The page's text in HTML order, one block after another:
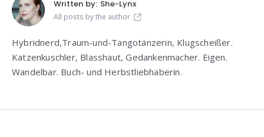
Written by: She-Lynx
All posts by the author
Hybridnerd,Traum-und-Tangotänzerin, Klugscheißer.
Katzenkuschler, Blasshaut, Gedankenmacher. Eigen.
Wandelbar. Buch- und Herbstliebhaberin.